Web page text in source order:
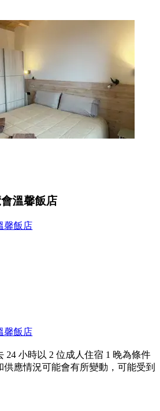
溫馨飯店
馨飯店
馨飯店
24 小時以 2 位成人住宿 1 晚為條件
應情況可能會有所變動，可能受到